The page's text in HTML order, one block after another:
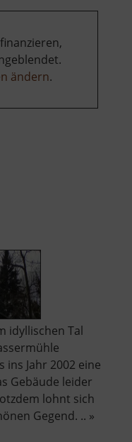
ändern.
idyllischen Tal
ins Jahr 2002 eine
Gebäude leider
lohnt sich
Gegend. .. »